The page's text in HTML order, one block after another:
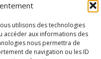
utilisons des technologies
accéder aux informations des
nous permettra de
de navigation ou les ID
d’emploi (SAACE)